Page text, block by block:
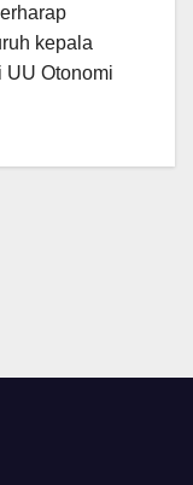
kepala
UU Otonomi